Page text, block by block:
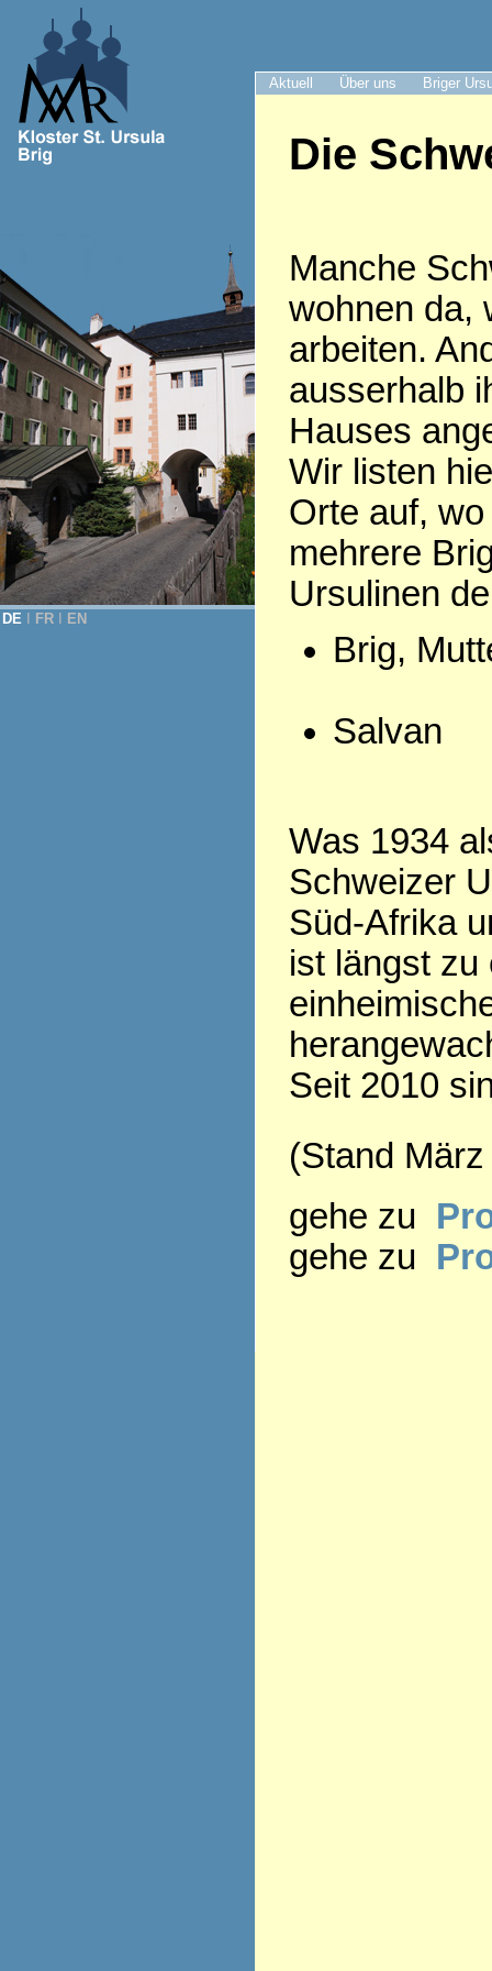
Aktuell Über uns Briger
DE FR EN
Die
Manche
wohnen da,
arbeiten.
ausserhalb
Hauses
Wir listen
Orte auf,
mehrere
Ursulinen
Brig,
Salvan
Was 1934
Schweizer
Süd-Afrika
ist längst zu
Seit 2010
(Stand
gehe zu
gehe zu